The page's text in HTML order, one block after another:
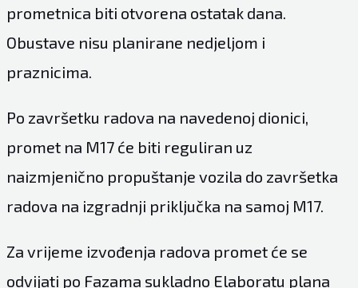
prometnica biti otvorena ostatak dana.
Obustave nisu planirane nedjeljom i
praznicima.
Po završetku radova na navedenoj dionici,
promet na M17 će biti reguliran uz
naizmjenično propuštanje vozila do završetka
radova na izgradnji priključka na samoj M17.
Za vrijeme izvođenja radova promet će se
odvijati po Fazama sukladno Elaboratu plana